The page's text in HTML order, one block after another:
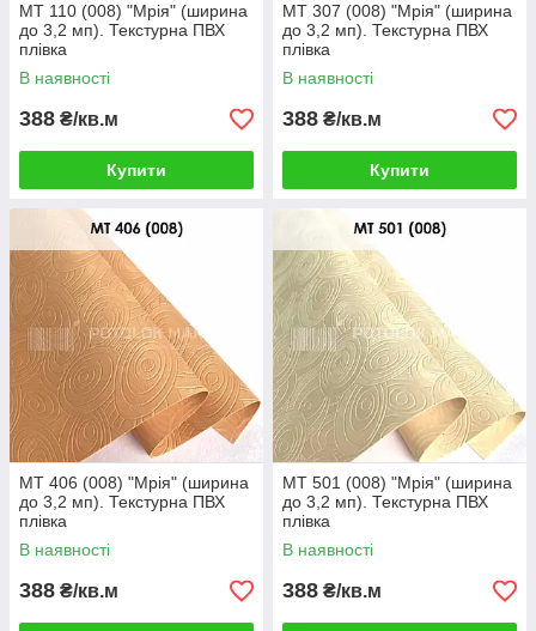
MT 110 (008) "Мрія" (ширина
до 3,2 мп). Текстурна ПВХ
плівка
В наявності
388 ₴/кв.м
Купити
MT 307 (008) "Мрія" (ширина
до 3,2 мп). Текстурна ПВХ
плівка
В наявності
388 ₴/кв.м
Купити
MT 406 (008) "Мрія" (ширина
до 3,2 мп). Текстурна ПВХ
плівка
В наявності
388 ₴/кв.м
MT 501 (008) "Мрія" (ширина
до 3,2 мп). Текстурна ПВХ
плівка
В наявності
388 ₴/кв.м